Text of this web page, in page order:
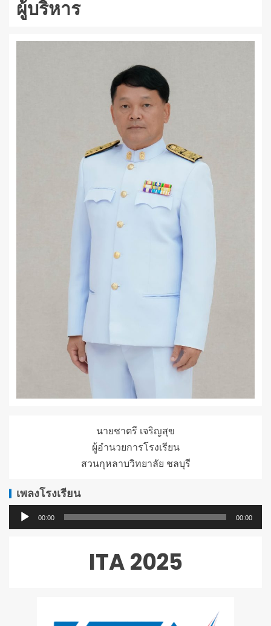
ผู้บริหาร
นายชาตรี เจริญสุข
ผู้อำนวยการโรงเรียน
สวนกุหลาบวิทยาลัย ชลบุรี
เพลงโรงเรียน
ตัว
00:00 00:00
ITA 2025